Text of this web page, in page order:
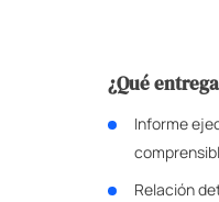
¿Qué
Informe
Relación